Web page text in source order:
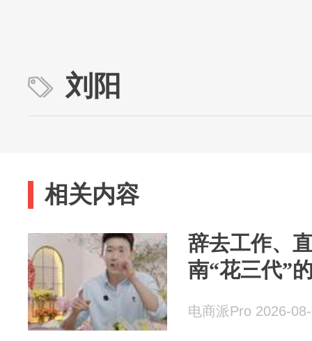
刘阳
相关内容
辞去工作、
南“花三代”
电商派Pro 2026-